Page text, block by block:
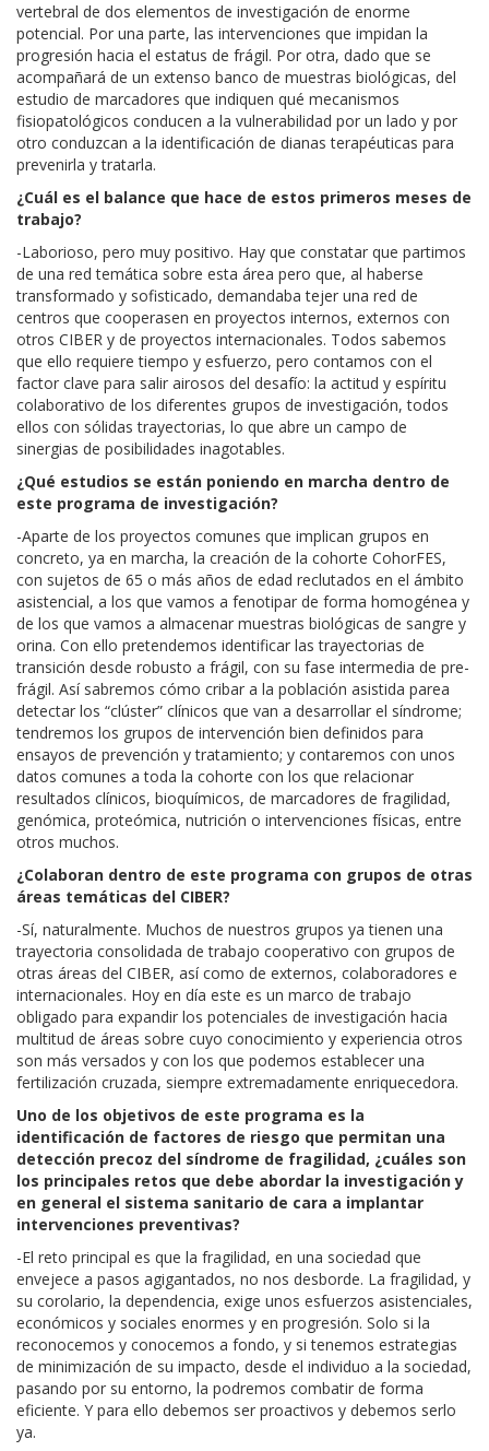
vertebral de dos elementos de investigación de enorme
potencial. Por una parte, las intervenciones que impidan la
progresión hacia el estatus de frágil. Por otra, dado que se
acompañará de un extenso banco de muestras biológicas, del
estudio de marcadores que indiquen qué mecanismos
fisiopatológicos conducen a la vulnerabilidad por un lado y por
otro conduzcan a la identificación de dianas terapéuticas para
prevenirla y tratarla.
¿Cuál es el balance que hace de estos primeros meses de
trabajo?
-Laborioso, pero muy positivo. Hay que constatar que partimos
de una red temática sobre esta área pero que, al haberse
transformado y sofisticado, demandaba tejer una red de
centros que cooperasen en proyectos internos, externos con
otros CIBER y de proyectos internacionales. Todos sabemos
que ello requiere tiempo y esfuerzo, pero contamos con el
factor clave para salir airosos del desafío: la actitud y espíritu
colaborativo de los diferentes grupos de investigación, todos
ellos con sólidas trayectorias, lo que abre un campo de
sinergias de posibilidades inagotables.
¿Qué estudios se están poniendo en marcha dentro de
este programa de investigación?
-Aparte de los proyectos comunes que implican grupos en
concreto, ya en marcha, la creación de la cohorte CohorFES,
con sujetos de 65 o más años de edad reclutados en el ámbito
asistencial, a los que vamos a fenotipar de forma homogénea y
de los que vamos a almacenar muestras biológicas de sangre y
orina. Con ello pretendemos identificar las trayectorias de
transición desde robusto a frágil, con su fase intermedia de pre-
frágil. Así sabremos cómo cribar a la población asistida parea
detectar los “clúster” clínicos que van a desarrollar el síndrome;
tendremos los grupos de intervención bien definidos para
ensayos de prevención y tratamiento; y contaremos con unos
datos comunes a toda la cohorte con los que relacionar
resultados clínicos, bioquímicos, de marcadores de fragilidad,
genómica, proteómica, nutrición o intervenciones físicas, entre
otros muchos.
¿Colaboran dentro de este programa con grupos de otras
áreas temáticas del CIBER?
-Sí, naturalmente. Muchos de nuestros grupos ya tienen una
trayectoria consolidada de trabajo cooperativo con grupos de
otras áreas del CIBER, así como de externos, colaboradores e
internacionales. Hoy en día este es un marco de trabajo
obligado para expandir los potenciales de investigación hacia
multitud de áreas sobre cuyo conocimiento y experiencia otros
son más versados y con los que podemos establecer una
fertilización cruzada, siempre extremadamente enriquecedora.
Uno de los objetivos de este programa es la
identificación de factores de riesgo que permitan una
detección precoz del síndrome de fragilidad, ¿cuáles son
los principales retos que debe abordar la investigación y
en general el sistema sanitario de cara a implantar
intervenciones preventivas?
-El reto principal es que la fragilidad, en una sociedad que
envejece a pasos agigantados, no nos desborde. La fragilidad, y
su corolario, la dependencia, exige unos esfuerzos asistenciales,
económicos y sociales enormes y en progresión. Solo si la
reconocemos y conocemos a fondo, y si tenemos estrategias
de minimización de su impacto, desde el individuo a la sociedad,
pasando por su entorno, la podremos combatir de forma
eficiente. Y para ello debemos ser proactivos y debemos serlo
ya.